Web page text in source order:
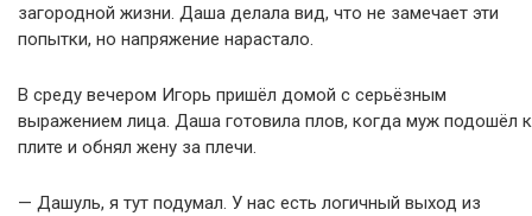
загородной жизни. Даша делала вид, что не замечает эти
попытки, но напряжение нарастало.
В среду вечером Игорь пришёл домой с серьёзным
выражением лица. Даша готовила плов, когда муж подошёл к
плите и обнял жену за плечи.
— Дашуль, я тут подумал. У нас есть логичный выход из